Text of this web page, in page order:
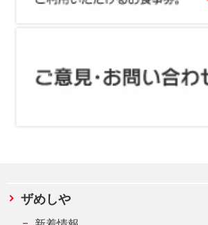
ザめしや